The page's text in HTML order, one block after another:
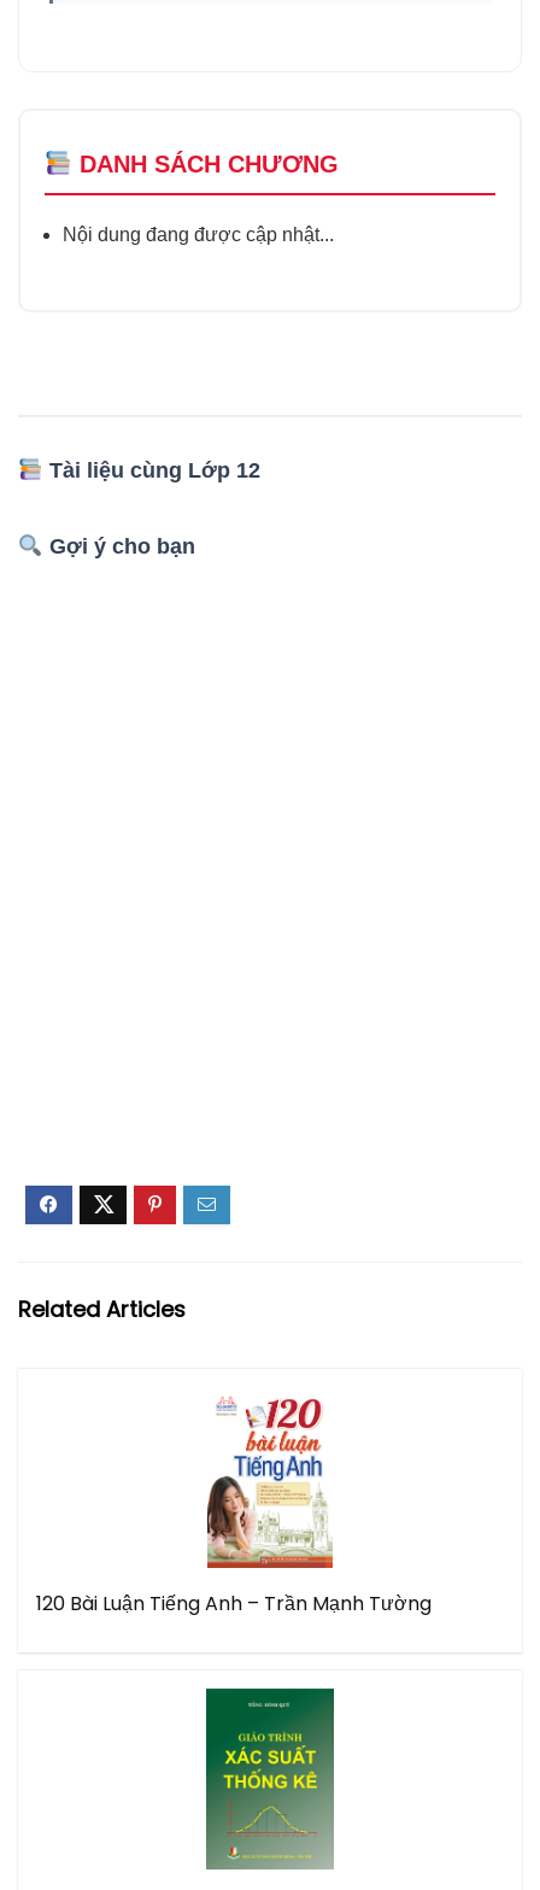
DANH SÁCH CHƯƠNG
Nội dung đang được cập nhật...
Tài liệu cùng Lớp 12
Gợi ý cho bạn
Related Articles
120 Bài Luận Tiếng Anh – Trần Mạnh Tường